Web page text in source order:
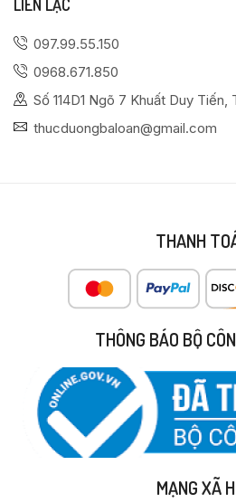
LIÊN LẠC
097.99.55.150
0968.671.850
Số 114D1 Ngõ 7 Khuất Duy Tiến,
thucduongbaloan@gmail.com
THANH
THÔNG BÁO BỘ
MẠNG XÃ